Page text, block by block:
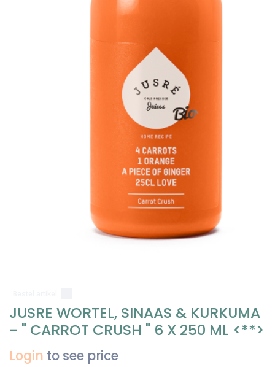
JUSRE WORTEL, SINAAS & KURKUMA
- " CARROT CRUSH " 6 X 250 ML <**>
Login to see price